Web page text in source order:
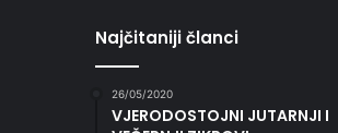
Najčitaniji članci
26/05/2020
VJERODOSTOJNI JUTARNJI I